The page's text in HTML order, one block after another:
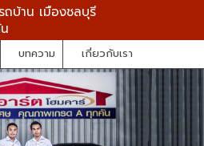
บ้าน เมืองชลบุรี
บทความ เกี่ยวกับเรา